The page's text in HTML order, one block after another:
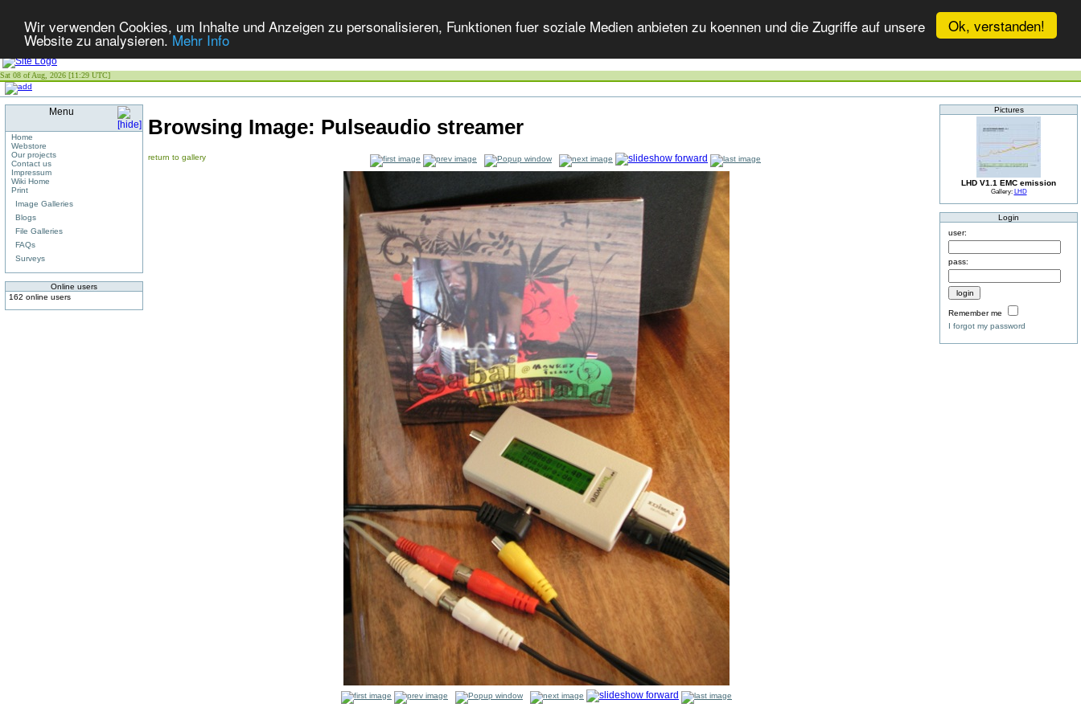
Ok, verstanden!
Wir verwenden Cookies, um Inhalte und Anzeigen zu personalisieren, Funktionen fuer soziale Medien anbieten zu koennen und die Zugriffe auf unsere
Website zu analysieren.Mehr Info
Sat 08 of Aug, 2026 [11:29 UTC]
Menu
Home
Webstore
Our projects
Contact us
Impressum
Wiki Home
Print
Image Galleries
Blogs
File Galleries
FAQs
Surveys
Online users
162 online users
Browsing Image: Pulseaudio streamer
return to gallery
Pictures
LHD V1.1 EMC emission
Gallery: LHD
Login
user:
pass:
Remember me
I forgot my password